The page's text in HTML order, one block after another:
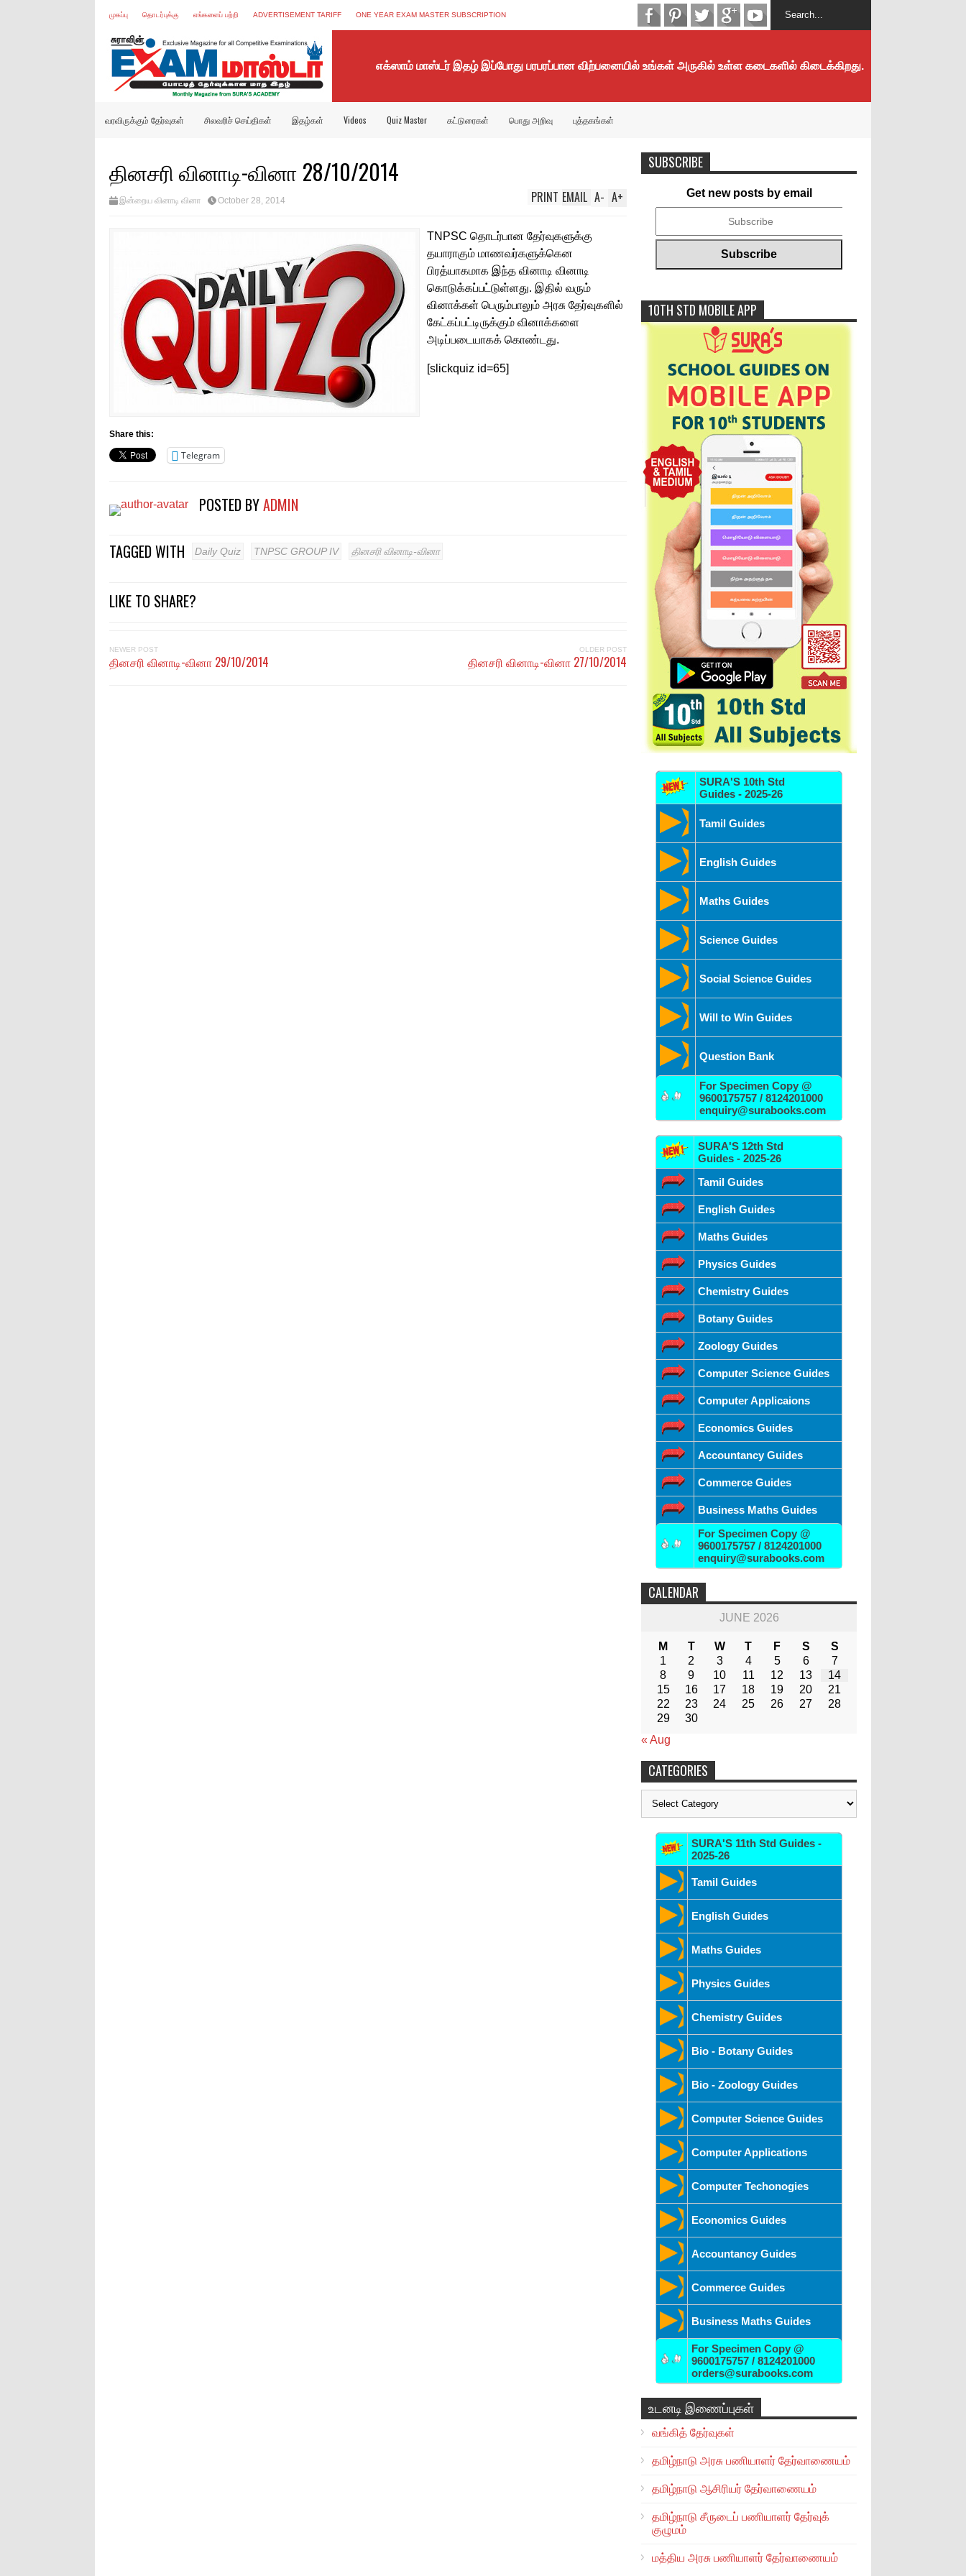
முகப்பு தொடர்புக்கு எங்களைப் பற்றி ADVERTISEMENT TARIFF ONE YEAR EXAM MASTER SUBSCRIPTION
எக்ஸாம் மாஸ்டர் இதழ் இப்போது பரபரப்பான விற்பனையில் உங்கள் அருகில் உள்ள கடைகளில் கிடைக்கிறது.
வரவிருக்கும் தேர்வுகள் சிலவரிச் செய்திகள் இதழ்கள் Videos Quiz Master கட்டுரைகள் பொது அறிவு புத்தகங்கள்
தினசரி வினாடி-வினா 28/10/2014
இன்றைய வினாடி வினா October 28, 2014 A+
A-
EMAIL
PRINT
TNPSC தொடர்பான தேர்வுகளுக்கு
தயாராகும் மாணவர்களுக்கென
பிரத்யாகமாக இந்த வினாடி வினாடி
கொடுக்கப்பட்டுள்ளது. இதில் வரும்
வினாக்கள் பெரும்பாலும் அரசு தேர்வுகளில்
கேட்கப்பட்டிருக்கும் வினாக்களை
அடிப்படையாகக் கொண்டது.
[slickquiz id=65]
Share this:
Telegram
POSTED BYADMIN
TAGGED WITH Daily Quiz TNPSC GROUP IV தினசரி வினாடி-வினா
LIKE TO SHARE?
NEWER POST
தினசரி வினாடி-வினா 29/10/2014
OLDER POST
தினசரி வினாடி-வினா 27/10/2014
SUBSCRIBE
Get new posts by email
10TH STD MOBILE APP
SURA'S 10th Std
Guides - 2025-26
Tamil Guides
English Guides
Maths Guides
Science Guides
Social Science Guides
Will to Win Guides
Question Bank
For Specimen Copy @
9600175757 / 8124201000
enquiry@surabooks.com
SURA'S 12th Std
Guides - 2025-26
Tamil Guides
English Guides
Maths Guides
Physics Guides
Chemistry Guides
Botany Guides
Zoology Guides
Computer Science Guides
Computer Applicaions
Economics Guides
Accountancy Guides
Commerce Guides
Business Maths Guides
For Specimen Copy @
9600175757 / 8124201000
enquiry@surabooks.com
CALENDAR
JUNE 2026
M T W T F S
S
1
2 3 4 5 6
7
8
9 10 11 12 13
14
15
16 17 18 19 20
21
22
23 24 25 26 27
28
29
30
« Aug
CATEGORIES
Categories
SURA'S 11th Std Guides -
2025-26
Tamil Guides
English Guides
Maths Guides
Physics Guides
Chemistry Guides
Bio - Botany Guides
Bio - Zoology Guides
Computer Science Guides
Computer Applications
Computer Techonogies
Economics Guides
Accountancy Guides
Commerce Guides
Business Maths Guides
For Specimen Copy @
9600175757 / 8124201000
orders@surabooks.com
உடனடி இணைப்புகள்
வங்கித் தேர்வுகள்
தமிழ்நாடு அரசு பணியாளர் தேர்வாணையம்
தமிழ்நாடு ஆசிரியர் தேர்வாணையம்
தமிழ்நாடு சீருடைப் பணியாளர் தேர்வுக்
குழுமம்
மத்திய அரசு பணியாளர் தேர்வாணையம்